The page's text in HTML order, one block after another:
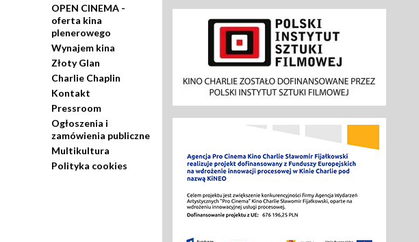
OPEN CINEMA -
oferta kina
plenerowego
Wynajem kina
Złoty Glan
Charlie Chaplin
Kontakt
Pressroom
Ogłoszenia i
zamówienia publiczne
Multikultura
Polityka cookies